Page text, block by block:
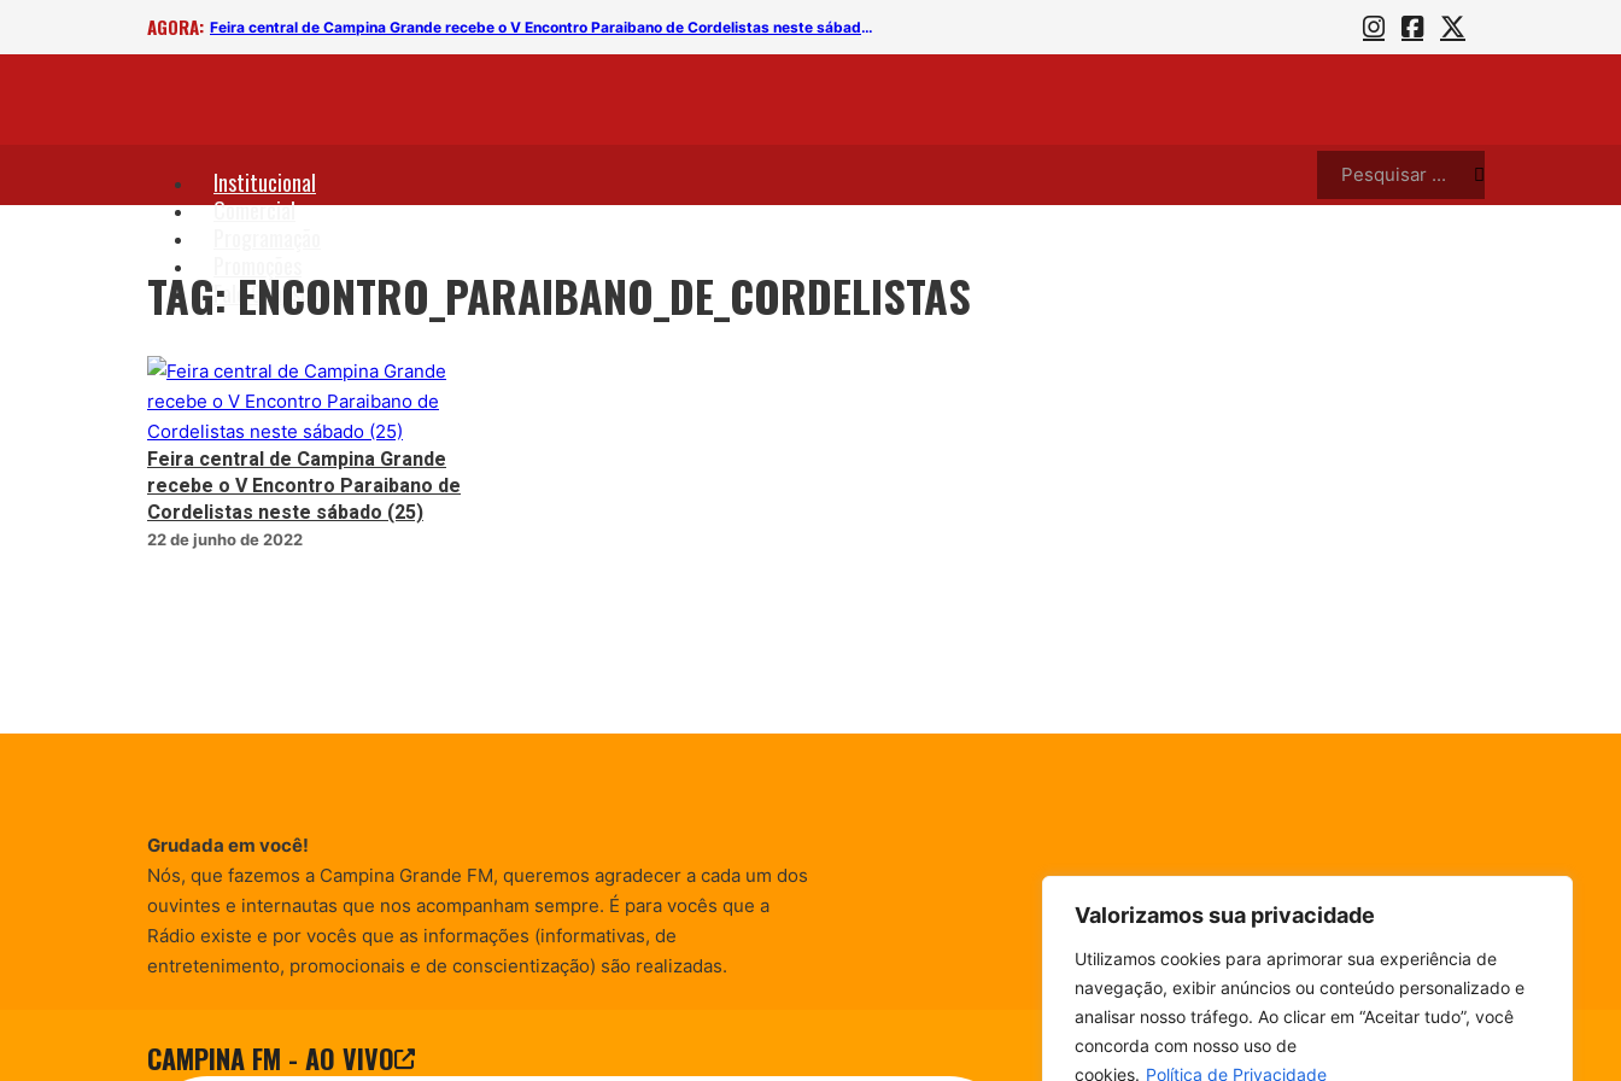
Valorizamos sua privacidade
Utilizamos cookies para aprimorar sua experiência de
navegação, exibir anúncios ou conteúdo personalizado e
analisar nosso tráfego. Ao clicar em “Aceitar tudo”, você
concorda com nosso uso de
cookies. Política de Privacidade
AGORA:
Feira central de Campina Grande recebe o V Encontro Paraibano de Cordelistas neste sábado (25) Feira central de Campina Grande recebe o V Encontro Paraibano de Cordelistas neste sábado (25)
Institucional
Comercial
Fale Conosco
Pesquisar ...
CAMPINA FM - AO VIVO
TAG: ENCONTRO_PARAIBANO_DE_CORDELISTAS
Feira central de Campina Grande
recebe o V Encontro Paraibano de
Cordelistas neste sábado (25)
22 de junho de 2022
Grudada em você!
Nós, que fazemos a Campina Grande FM, queremos agradecer a cada um dos
ouvintes e internautas que nos acompanham sempre. É para vocês que a
Rádio existe e por vocês que as informações (informativas, de
entretenimento, promocionais e de conscientização) são realizadas.
© Campina FM 1978 – 2026.Termos de Uso